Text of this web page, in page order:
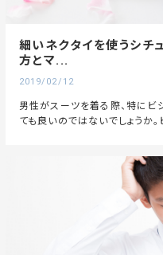
細いネクタイを使うシチ
方とマ...
2019/02/12
男性がスーツを着る際、特にビ
ても良いのではないでしょうか